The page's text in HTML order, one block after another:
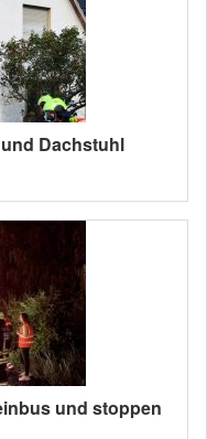
Dachstuhl
und stoppen